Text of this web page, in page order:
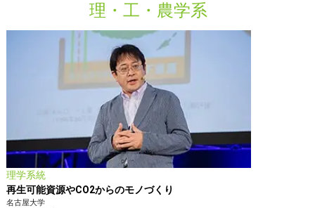
理・工・農学系
理学系統
再生可能資源やCO2からのモノづくり
名古屋大学